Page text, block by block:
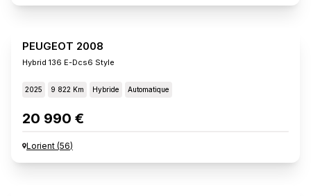
PEUGEOT 2008
Hybrid 136 E-Dcs6 Style
2025 9 822 Km Hybride Automatique
20 990 €
Lorient (56)